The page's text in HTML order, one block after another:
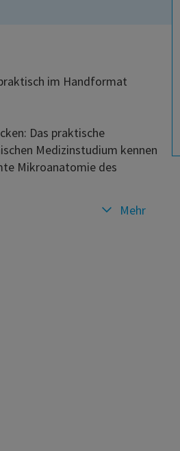
im Handformat
Das praktische
Medizinstudium kennen
Mikroanatomie des
Mehr